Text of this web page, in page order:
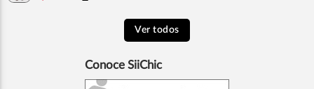
Ver todos
Conoce SiiChic